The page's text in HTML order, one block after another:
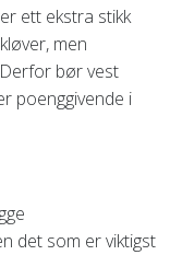
ett ekstra stikk
men
bør vest
poenggivende i
det som er viktigst